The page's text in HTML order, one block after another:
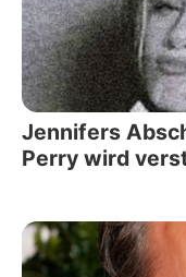
Jennifers
Perry wird